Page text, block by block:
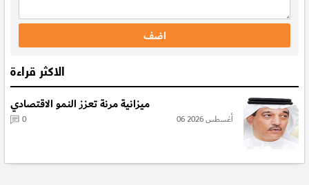
الاكثر قراءة
ميزانية مرنة تعزز النمو الاقتصادي
06 أغسطس 2026 0